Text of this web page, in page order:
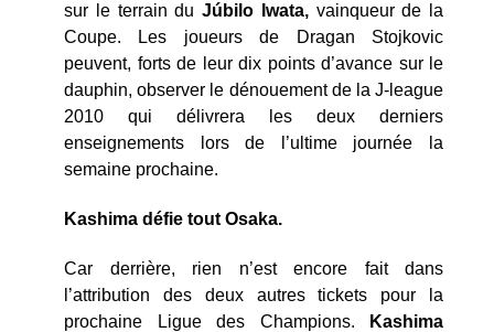
sur le terrain du Júbilo Iwata,vainqueur de la
Coupe. Les joueurs de Dragan Stojkovic
peuvent, forts de leur dix points d’avance sur le
dauphin, observer le dénouement de la J-league
2010 qui délivrera les deux derniers
enseignements lors de l’ultime journée la
semaine prochaine.
Kashima défie tout Osaka.
Car derrière, rien n’est encore fait dans
l’attribution des deux autres tickets pour la
prochaine Ligue des Champions.
Kashima